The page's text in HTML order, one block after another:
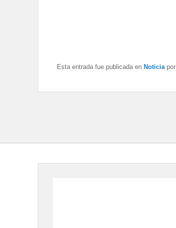
Esta entrada fue publicada en Noticiapor